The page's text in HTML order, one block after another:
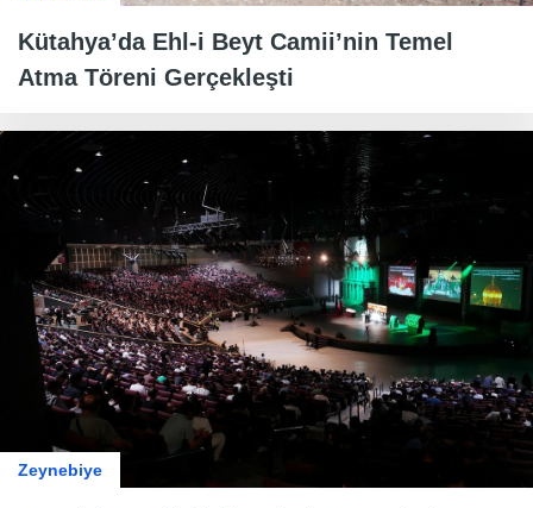
Kütahya’da Ehl-i Beyt Camii’nin Temel
Atma Töreni Gerçekleşti
Zeynebiye